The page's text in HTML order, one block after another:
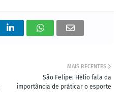
MAIS RECENTES
São Felipe: Hélio fala da
importância de práticar o esporte